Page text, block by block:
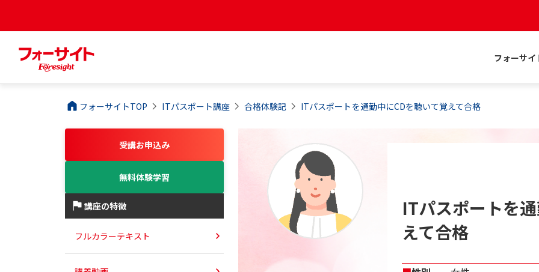
フォーサイ
フォーサイトTOP ITパスポート講座 合格体験記 ITパスポートを通勤中にCDを聴いて覚えて合格
ITパスポートを
えて合格
受講お申込み
無料体験学習
講座の特徴
フルカラーテキスト